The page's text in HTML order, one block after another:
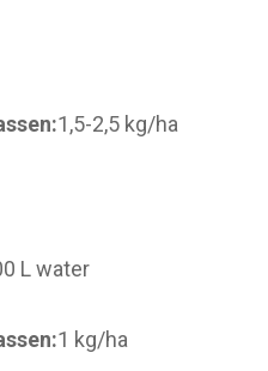
1,5-2,5 kg/ha
L water
1 kg/ha